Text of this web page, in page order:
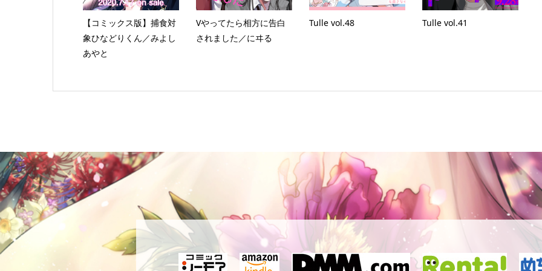
【コミックス版】捕食対
象ひなどりくん／みよし
あやと
Vやってたら相方に告白
されました／にヰる
Tulle vol.48 Tulle vol.41